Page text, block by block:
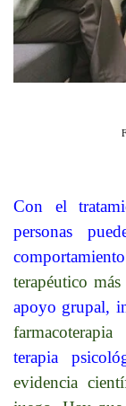
Con el
personas
terapéutico
apoyo grupal,
terapia
evidencia